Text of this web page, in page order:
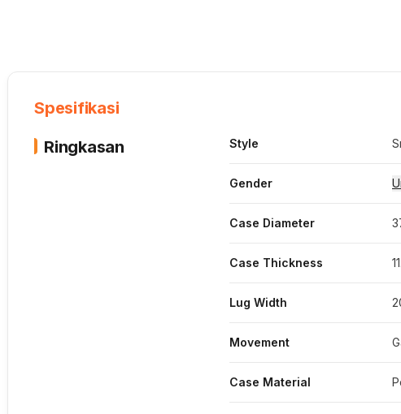
Spesifikasi
Ringkasan
Style
Gender
Case Diameter
Case Thickness
Lug Width
Movement
Case Material